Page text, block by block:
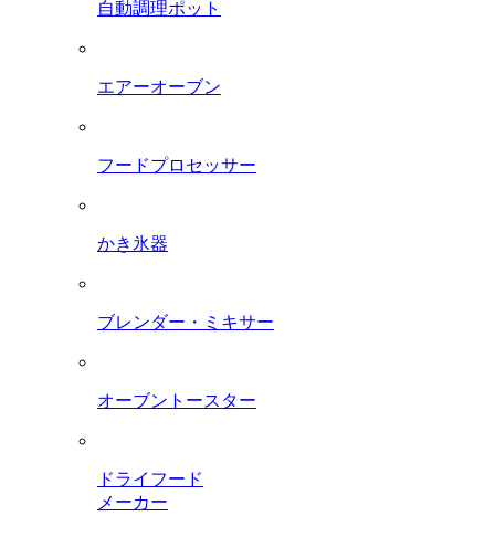
自動調理ポット
エアーオーブン
フードプロセッサー
かき氷器
ブレンダー・ミキサー
オーブントースター
ドライフード
メーカー